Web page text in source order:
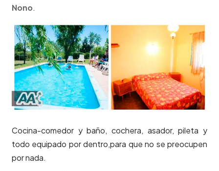
Nono.
Cocina-comedor y baño, cochera, asador, pileta y
todo equipado por dentro,para que no se preocupen
por nada.